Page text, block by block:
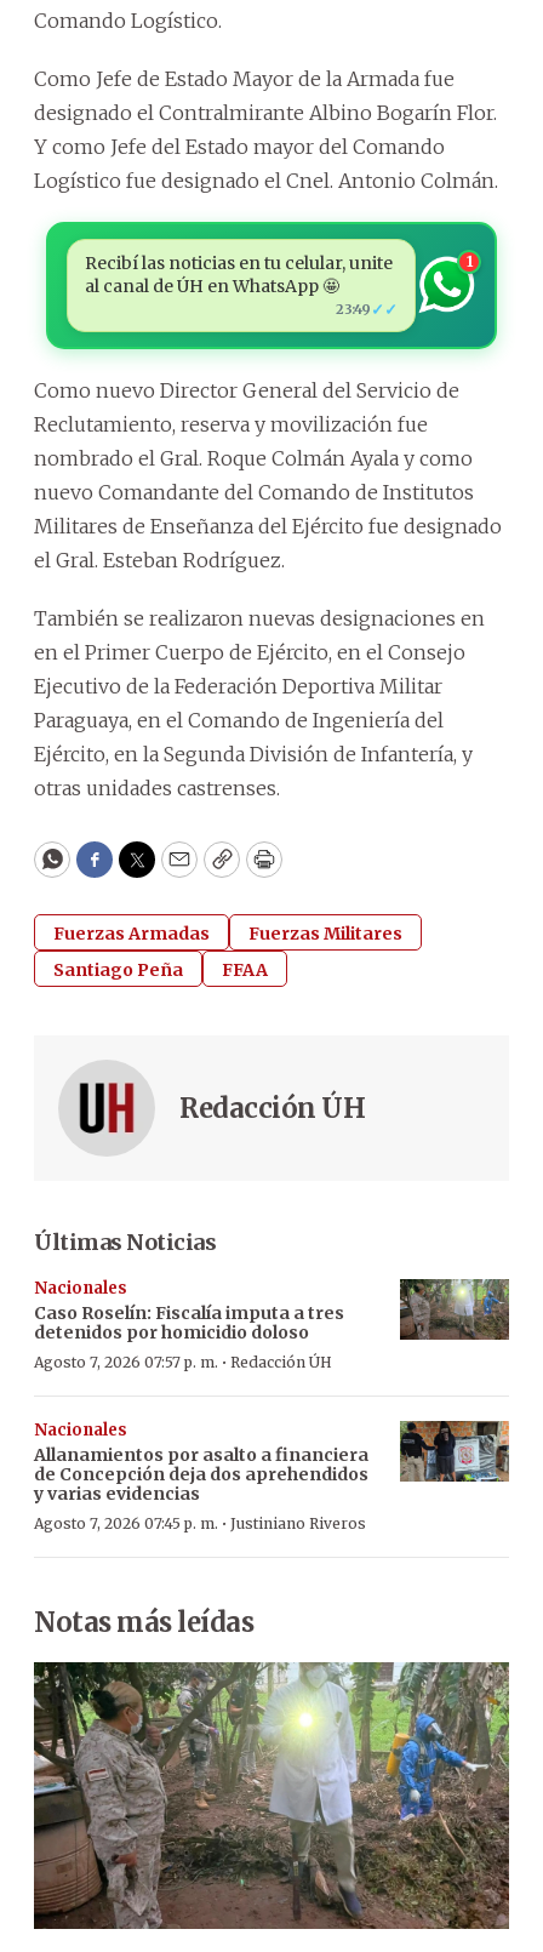
Comando Logístico.
Como Jefe de Estado Mayor de la Armada fue
designado el Contralmirante Albino Bogarín Flor.
Y como Jefe del Estado mayor del Comando
Logístico fue designado el Cnel. Antonio Colmán.
Recibí las noticias en tu celular, unite
al canal de ÚH en WhatsApp 🤩
23:49 ✓✓
1
Como nuevo Director General del Servicio de
Reclutamiento, reserva y movilización fue
nombrado el Gral. Roque Colmán Ayala y como
nuevo Comandante del Comando de Institutos
Militares de Enseñanza del Ejército fue designado
el Gral. Esteban Rodríguez.
También se realizaron nuevas designaciones en
en el Primer Cuerpo de Ejército, en el Consejo
Ejecutivo de la Federación Deportiva Militar
Paraguaya, en el Comando de Ingeniería del
Ejército, en la Segunda División de Infantería, y
otras unidades castrenses.
WhatsApp
Facebook
Twitter
EmailCopyPrint
Fuerzas Armadas
Fuerzas Militares
Santiago Peña
FFAA
Redacción ÚH
Últimas Noticias
Nacionales
Caso Roselín: Fiscalía imputa a tres
detenidos por homicidio doloso
Agosto 7, 2026 07:57 p. m. · Redacción ÚH
Nacionales
Allanamientos por asalto a financiera
de Concepción deja dos aprehendidos
y varias evidencias
Agosto 7, 2026 07:45 p. m. · Justiniano Riveros
Notas más leídas